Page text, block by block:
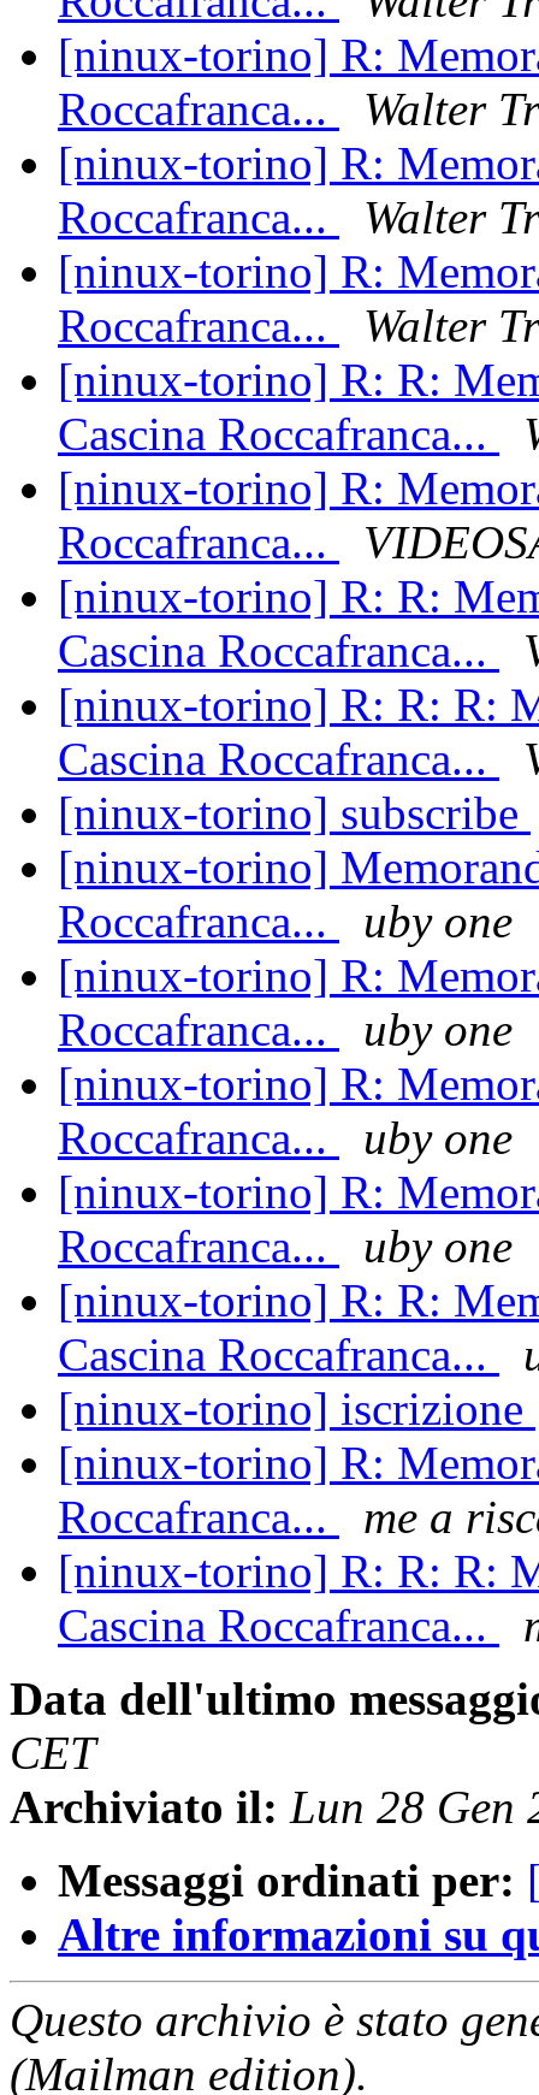
[ninux-torino] R:
Roccafranca...
Walter
[ninux-torino] R:
Roccafranca...
Walter
[ninux-torino] R:
Roccafranca...
Walter
[ninux-torino] R: R:
Cascina Roccafranca...
[ninux-torino] R:
Roccafranca...
[ninux-torino] R: R:
Cascina Roccafranca...
[ninux-torino] R: R: R:
Cascina Roccafranca...
[ninux-torino] subscribe
[ninux-torino]
Roccafranca...
uby one
[ninux-torino] R:
Roccafranca...
uby one
[ninux-torino] R:
Roccafranca...
uby one
[ninux-torino] R:
Roccafranca...
uby one
[ninux-torino] R: R:
Cascina Roccafranca...
[ninux-torino] iscrizione
[ninux-torino] R:
Roccafranca...
me a
[ninux-torino] R: R: R:
Cascina Roccafranca...
Data dell'ultimo
CET
Archiviato il: Lun 28 Gen
Messaggi ordinati per:
Altre informazioni su
Questo archivio è stato
(Mailman edition).